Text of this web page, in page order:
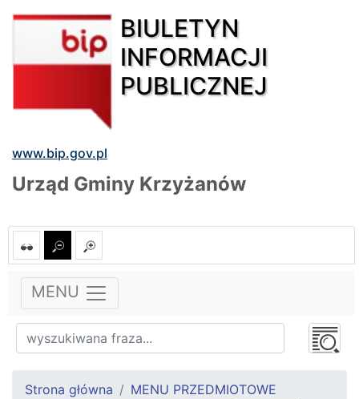
BIULETYN
INFORMACJI
PUBLICZNEJ
www.bip.gov.pl
Urząd Gminy Krzyżanów
MENU
Strona główna
MENU PRZEDMIOTOWE